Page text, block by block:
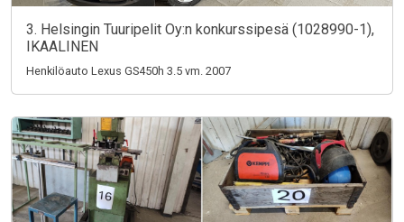
3. Helsingin Tuuripelit Oy:n konkurssipesä (1028990-1),
IKAALINEN
Henkilöauto Lexus GS450h 3.5 vm. 2007